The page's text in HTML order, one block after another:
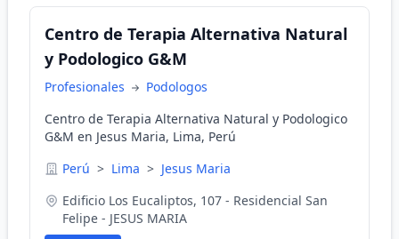
Centro de Terapia Alternativa Natural
y Podologico G&M
Profesionales
Podologos
Centro de Terapia Alternativa Natural y Podologico
G&M en Jesus Maria, Lima, Perú
Perú > Lima > Jesus Maria
Edificio Los Eucaliptos, 107 - Residencial San
Felipe - JESUS MARIA